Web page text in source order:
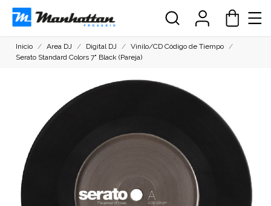
Inicio Area DJ Digital DJ
Vinilo/CD Código de Tiempo
Serato Standard Colors 7" Black (Pareja)